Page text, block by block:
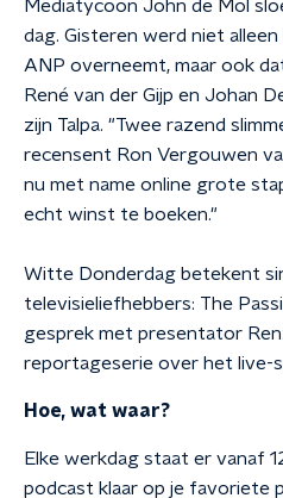
Mediatycoon John de Mol
dag. Gisteren werd niet
ANP overneemt, maar ook
René van der Gijp en Johan
zijn Talpa. "Twee razend
recensent Ron Vergouwen
nu met name online grote
echt winst te boeken."
Witte Donderdag betekent
televisieliefhebbers: The
gesprek met presentator
reportageserie over het live-
Hoe, wat waar?
Elke werkdag staat er vanaf
podcast klaar op je favoriete